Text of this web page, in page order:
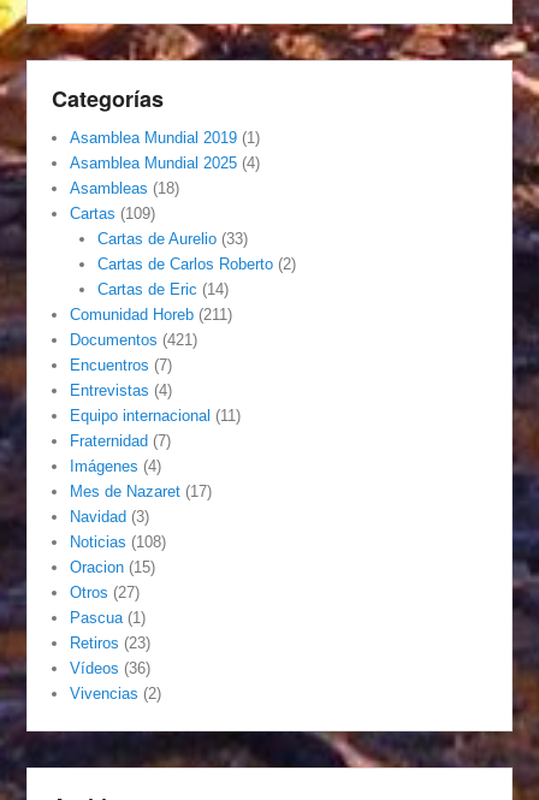
Categorías
Asamblea Mundial 2019 (1)
Asamblea Mundial 2025 (4)
Asambleas (18)
Cartas (109)
Cartas de Aurelio(33)
Cartas de Carlos Roberto(2)
Cartas de Eric (14)
Comunidad Horeb (211)
Documentos (421)
Encuentros (7)
Entrevistas (4)
Equipo internacional (11)
Fraternidad (7)
Imágenes (4)
Mes de Nazaret (17)
Navidad (3)
Noticias (108)
Oracion (15)
Otros (27)
Pascua (1)
Retiros (23)
Vídeos (36)
Vivencias (2)